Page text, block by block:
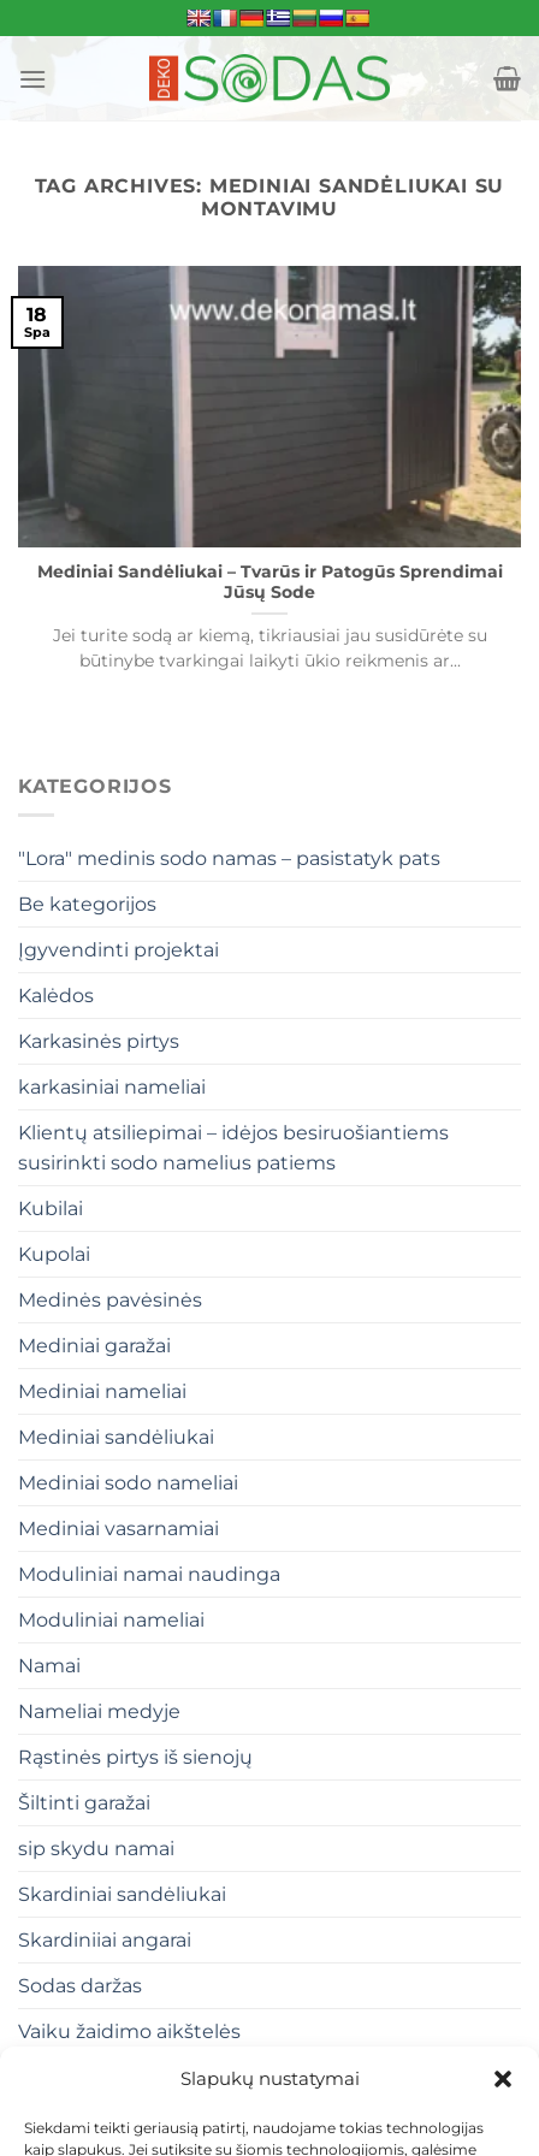
Slapukų nustatymai
Siekdami teikti geriausią patirtį, naudojame tokias technologijas
kaip slapukus. Jei sutiksite su šiomis technologijomis, galėsime
to
content
TAG ARCHIVES: MEDINIAI SANDĖLIUKAI SU
MONTAVIMU
Mediniai Sandėliukai – Tvarūs ir Patogūs Sprendimai
Jūsų Sode
Jei turite sodą ar kiemą, tikriausiai jau susidūrėte su
būtinybe tvarkingai laikyti ūkio reikmenis ar...
18
Spa
KATEGORIJOS
"Lora" medinis sodo namas – pasistatyk pats
Be kategorijos
Įgyvendinti projektai
Kalėdos
Karkasinės pirtys
karkasiniai nameliai
Klientų atsiliepimai – idėjos besiruošiantiems
susirinkti sodo namelius patiems
Kubilai
Kupolai
Medinės pavėsinės
Mediniai garažai
Mediniai nameliai
Mediniai sandėliukai
Mediniai sodo nameliai
Mediniai vasarnamiai
Moduliniai namai naudinga
Moduliniai nameliai
Namai
Nameliai medyje
Rąstinės pirtys iš sienojų
Šiltinti garažai
sip skydu namai
Skardiniai sandėliukai
Skardiniiai angarai
Sodas daržas
Vaiku žaidimo aikštelės